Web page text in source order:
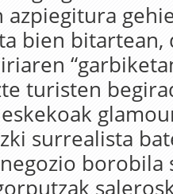
bien bitartean,
turisten
surrealista
borobila